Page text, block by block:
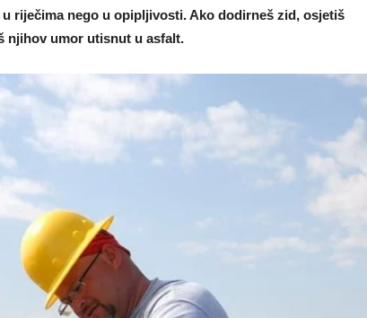
riječima nego u opipljivosti. Ako dodirneš zid, osjetiš
njihov umor utisnut u asfalt.